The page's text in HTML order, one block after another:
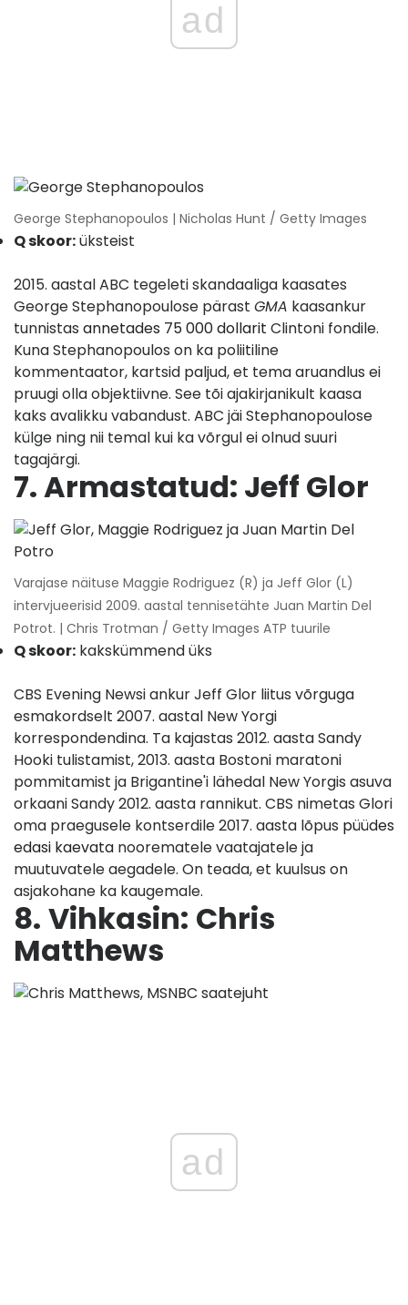
ad
George Stephanopoulos | Nicholas Hunt / Getty Images
Q skoor:üksteist
2015. aastal ABC tegeleti skandaaliga kaasates
George Stephanopoulose pärast GMA kaasankur
tunnistas annetades 75 000 dollarit Clintoni fondile.
Kuna Stephanopoulos on ka poliitiline
kommentaator, kartsid paljud, et tema aruandlus ei
pruugi olla objektiivne. See tõi ajakirjanikult kaasa
kaks avalikku vabandust. ABC jäi Stephanopoulose
külge ning nii temal kui ka võrgul ei olnud suuri
tagajärgi.
7. Armastatud: Jeff Glor
Varajase näituse Maggie Rodriguez (R) ja Jeff Glor (L)
intervjueerisid 2009. aastal tennisetähte Juan Martin Del
Potrot. | Chris Trotman / Getty Images ATP tuurile
Q skoor: kakskümmend üks
CBS Evening Newsi ankur Jeff Glor liitus võrguga
esmakordselt 2007. aastal New Yorgi
korrespondendina. Ta kajastas 2012. aasta Sandy
Hooki tulistamist, 2013. aasta Bostoni maratoni
pommitamist ja Brigantine'i lähedal New Yorgis asuva
orkaani Sandy 2012. aasta rannikut. CBS nimetas Glori
oma praegusele kontserdile 2017. aasta lõpus püüdes
edasi kaevata noorematele vaatajatele ja
muutuvatele aegadele. On teada, et kuulsus on
asjakohane ka kaugemale.
8. Vihkasin: Chris
Matthews
ad